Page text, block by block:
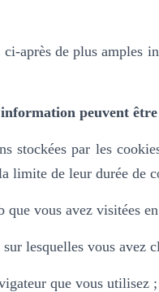
après de plus amples
peuvent
stockées par les
limite de leur durée de
que vous avez visitées
lesquelles vous avez
que vous utilisez ;